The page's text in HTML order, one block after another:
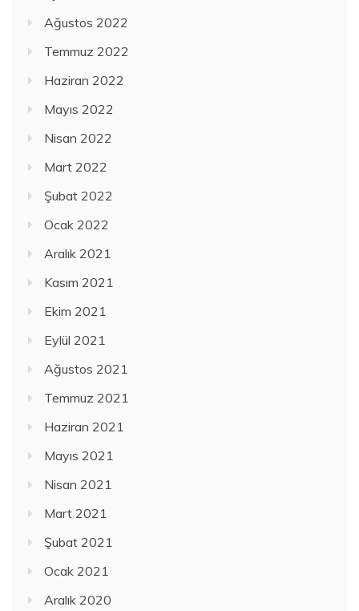
Ağustos 2022
Temmuz 2022
Haziran 2022
Mayıs 2022
Nisan 2022
Mart 2022
Şubat 2022
Ocak 2022
Aralık 2021
Kasım 2021
Ekim 2021
Eylül 2021
Ağustos 2021
Temmuz 2021
Haziran 2021
Mayıs 2021
Nisan 2021
Mart 2021
Şubat 2021
Ocak 2021
Aralık 2020